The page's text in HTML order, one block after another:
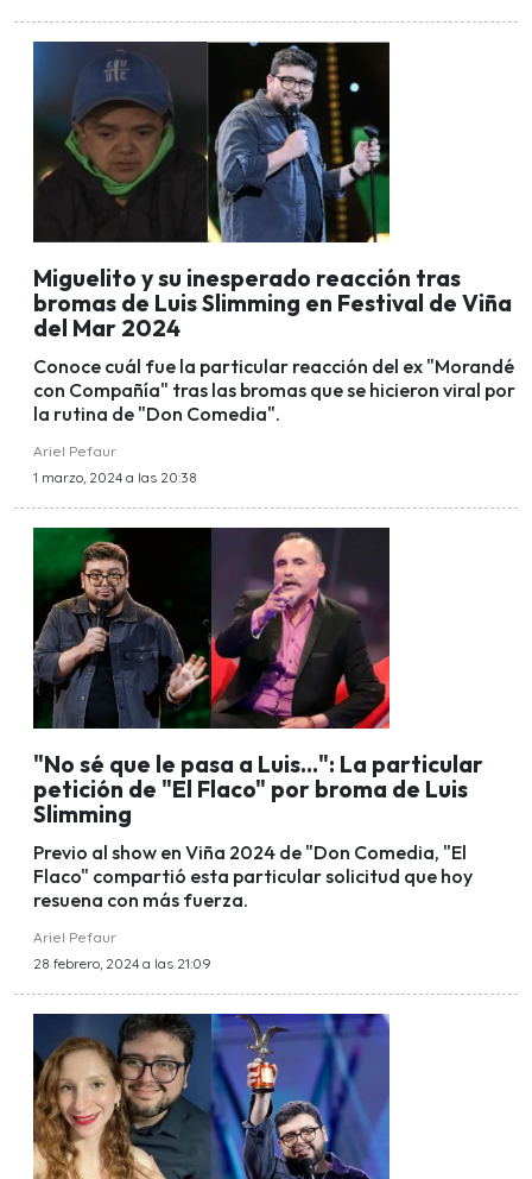
Miguelito y su inesperado reacción tras
bromas de Luis Slimming en Festival de Viña
del Mar 2024
Conoce cuál fue la particular reacción del ex "Morandé
con Compañía" tras las bromas que se hicieron viral por
la rutina de "Don Comedia".
Ariel Pefaur
1 marzo, 2024 a las 20:38
"No sé que le pasa a Luis...": La particular
petición de "El Flaco" por broma de Luis
Slimming
Previo al show en Viña 2024 de "Don Comedia, "El
Flaco" compartió esta particular solicitud que hoy
resuena con más fuerza.
Ariel Pefaur
28 febrero, 2024 a las 21:09